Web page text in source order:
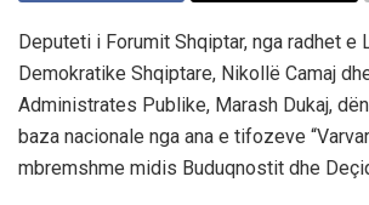
Deputeti i Forumit Shqiptar, nga radhet e
Demokratike Shqiptare, Nikollë Camaj
Administrates Publike, Marash Dukaj,
baza nacionale nga ana e tifozeve
mbremshme midis Buduqnostit dhe